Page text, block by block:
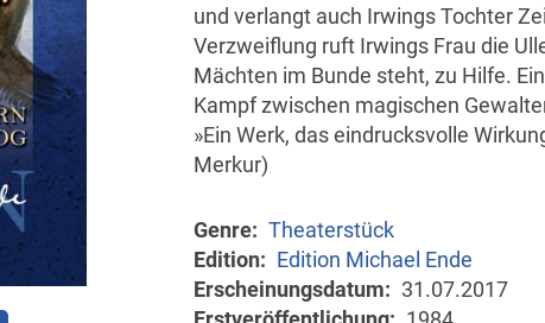
und verlangt auch Irwings Tochter
Verzweiflung ruft Irwings Frau die
Mächten im Bunde steht, zu Hilfe.
Kampf zwischen magischen
»Ein Werk, das eindrucksvolle
Merkur)
Genre
Theaterstück
Edition
Edition Michael Ende
Erscheinungsdatum
31.07.2017